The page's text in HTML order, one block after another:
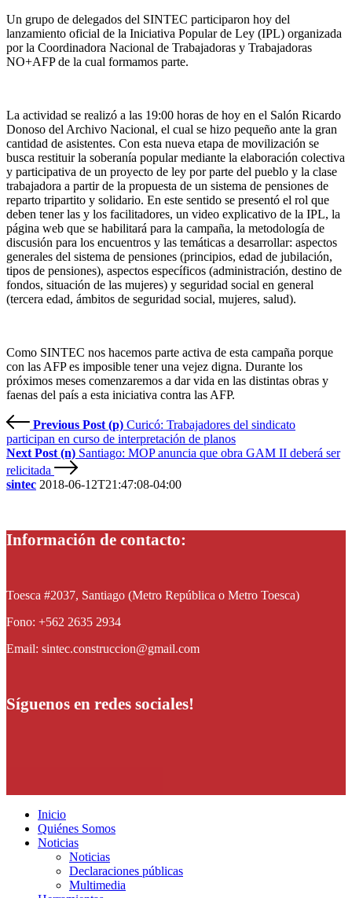
Un grupo de delegados del SINTEC participaron hoy del
lanzamiento oficial de la Iniciativa Popular de Ley (IPL) organizada
por la Coordinadora Nacional de Trabajadoras y Trabajadoras
NO+AFP de la cual formamos parte.
La actividad se realizó a las 19:00 horas de hoy en el Salón Ricardo
Donoso del Archivo Nacional, el cual se hizo pequeño ante la gran
cantidad de asistentes. Con esta nueva etapa de movilización se
busca restituir la soberanía popular mediante la elaboración colectiva
y participativa de un proyecto de ley por parte del pueblo y la clase
trabajadora a partir de la propuesta de un sistema de pensiones de
reparto tripartito y solidario. En este sentido se presentó el rol que
deben tener las y los facilitadores, un video explicativo de la IPL, la
página web que se habilitará para la campaña, la metodología de
discusión para los encuentros y las temáticas a desarrollar: aspectos
generales del sistema de pensiones (principios, edad de jubilación,
tipos de pensiones), aspectos específicos (administración, destino de
fondos, situación de las mujeres) y seguridad social en general
(tercera edad, ámbitos de seguridad social, mujeres, salud).
Como SINTEC nos hacemos parte activa de esta campaña porque
con las AFP es imposible tener una vejez digna. Durante los
próximos meses comenzaremos a dar vida en las distintas obras y
faenas del país a esta iniciativa contra las AFP.
Previous Post (p) Curicó: Trabajadores del sindicato
participan en curso de interpretación de planos
Next Post (n) Santiago: MOP anuncia que obra GAM II deberá ser
relicitada
sintec 2018-06-12T21:47:08-04:00
Información de contacto:
Toesca #2037, Santiago (Metro República o Metro Toesca)
Fono: +562 2635 2934
Email: sintec.construccion@gmail.com
Síguenos en redes sociales!
Inicio
Quiénes Somos
Noticias
Noticias
Declaraciones públicas
Multimedia